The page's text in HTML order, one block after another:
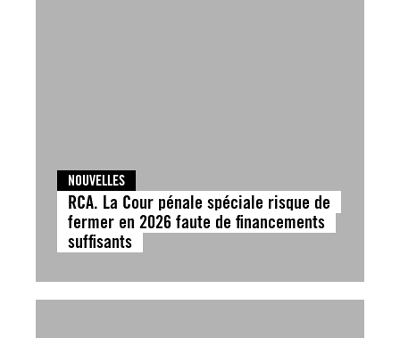
NOUVELLES
RCA. La Cour pénale spéciale risque de
fermer en 2026 faute de financements
suffisants